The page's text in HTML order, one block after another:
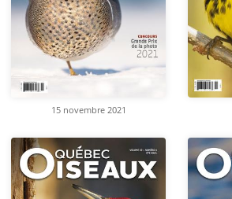
15 novembre 2021